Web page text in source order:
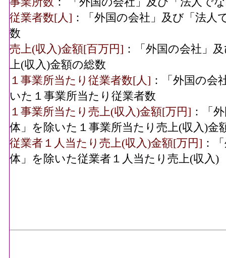
従業者数[人] ：「外国の会社」及び「法
数
売上(収入)金額[百万円] ：「外国の会社」
上(収入)金額の総数
１事業所当たり従業者数[人] ：「外国の会
いた１事業所当たり従業者数
１事業所当たり売上(収入)金額[万円] ：「
体」を除いた１事業所当たり売上(収入)金
従業者１人当たり売上(収入)金額[万円] ：
体」を除いた従業者１人当たり売上(収入)